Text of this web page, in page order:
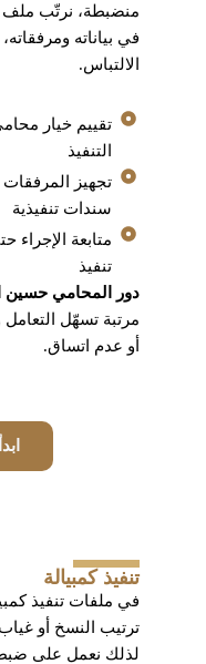
منضبطة، نرتّب ملف
في بياناته
الالتباس.
تقييم خيار
التنفيذ
تجهيز
سندات تنفيذية
متابعة
تنفيذ
دور المحامي حسين
مرتبة تسهّل
أو عدم اتساق.
تنفيذ كمبيالة
في ملفات تنفيذ
ترتيب النسخ أو
لذلك نعمل على ضبط